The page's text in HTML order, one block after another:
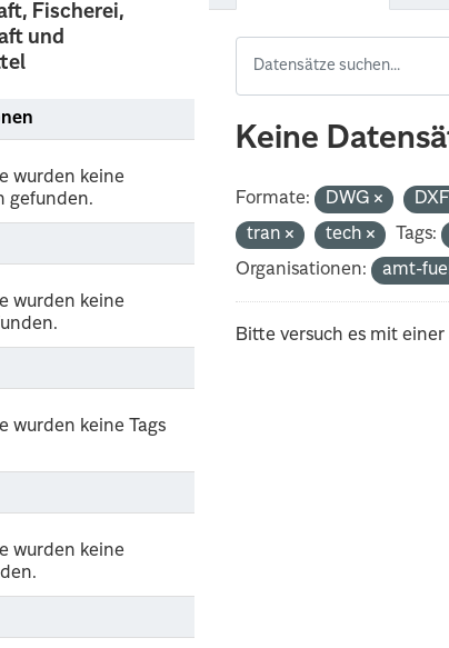
Fischerei,
und
wurden keine
gefunden.
wurden keine
wurden keine Tags
wurden keine
Keine
Formate: DWG
tran
tech Tags:
Organisationen:
amt-
Bitte versuch es mit